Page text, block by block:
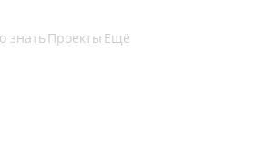
знатьПроекты Ещё